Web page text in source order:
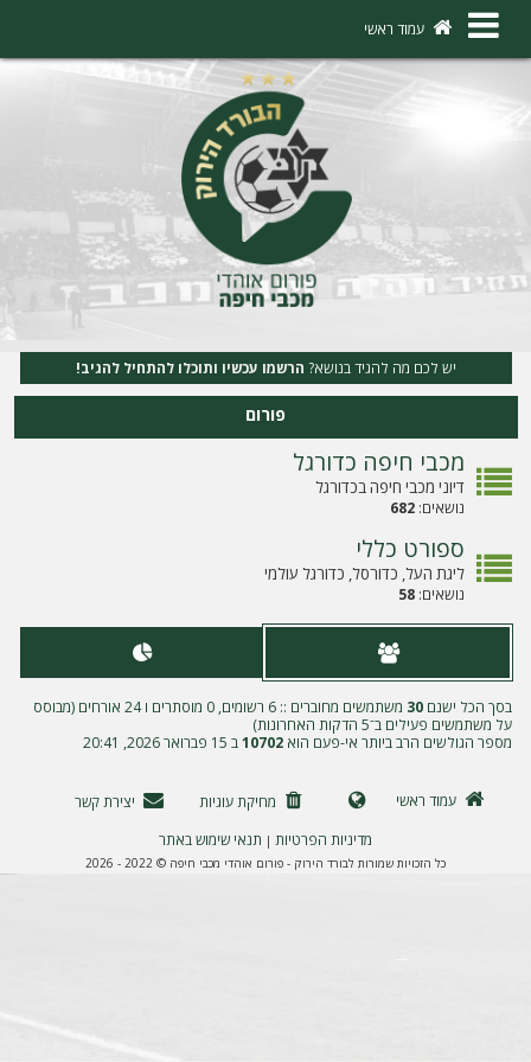
×
ו
ה
ר
ש
מ
עמוד ראשי
יש לכם מה להגיד בנושא? הרשמו עכשיו ותוכלו להתחיל להגיב!
פורום
מכבי חיפה כדורגל
דיוני מכבי חיפה בכדורגל
נושאים:682
ספורט כללי
ליגת העל, כדורסל, כדורגל עולמי
נושאים:58
בסך הכל ישנם30
משתמשים מחוברים :: 6 רשומים, 0 מוסתרים ו 24 אורחים (מבוסס
על משתמשים פעילים ב־5 הדקות האחרונות)
מספר הגולשים הרב ביותר אי-פעם הוא10702ב 15 פברואר 2026, 20:41
עמוד ראשי מחיקת עוגיות
יצירת קשר
מדיניות הפרטיות | תנאי שימוש באתר
כל הזכויות שמורות לבורד הירוק - פורום אוהדי מכבי חיפה © 2022 - 2026